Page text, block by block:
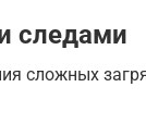
следами
сложных